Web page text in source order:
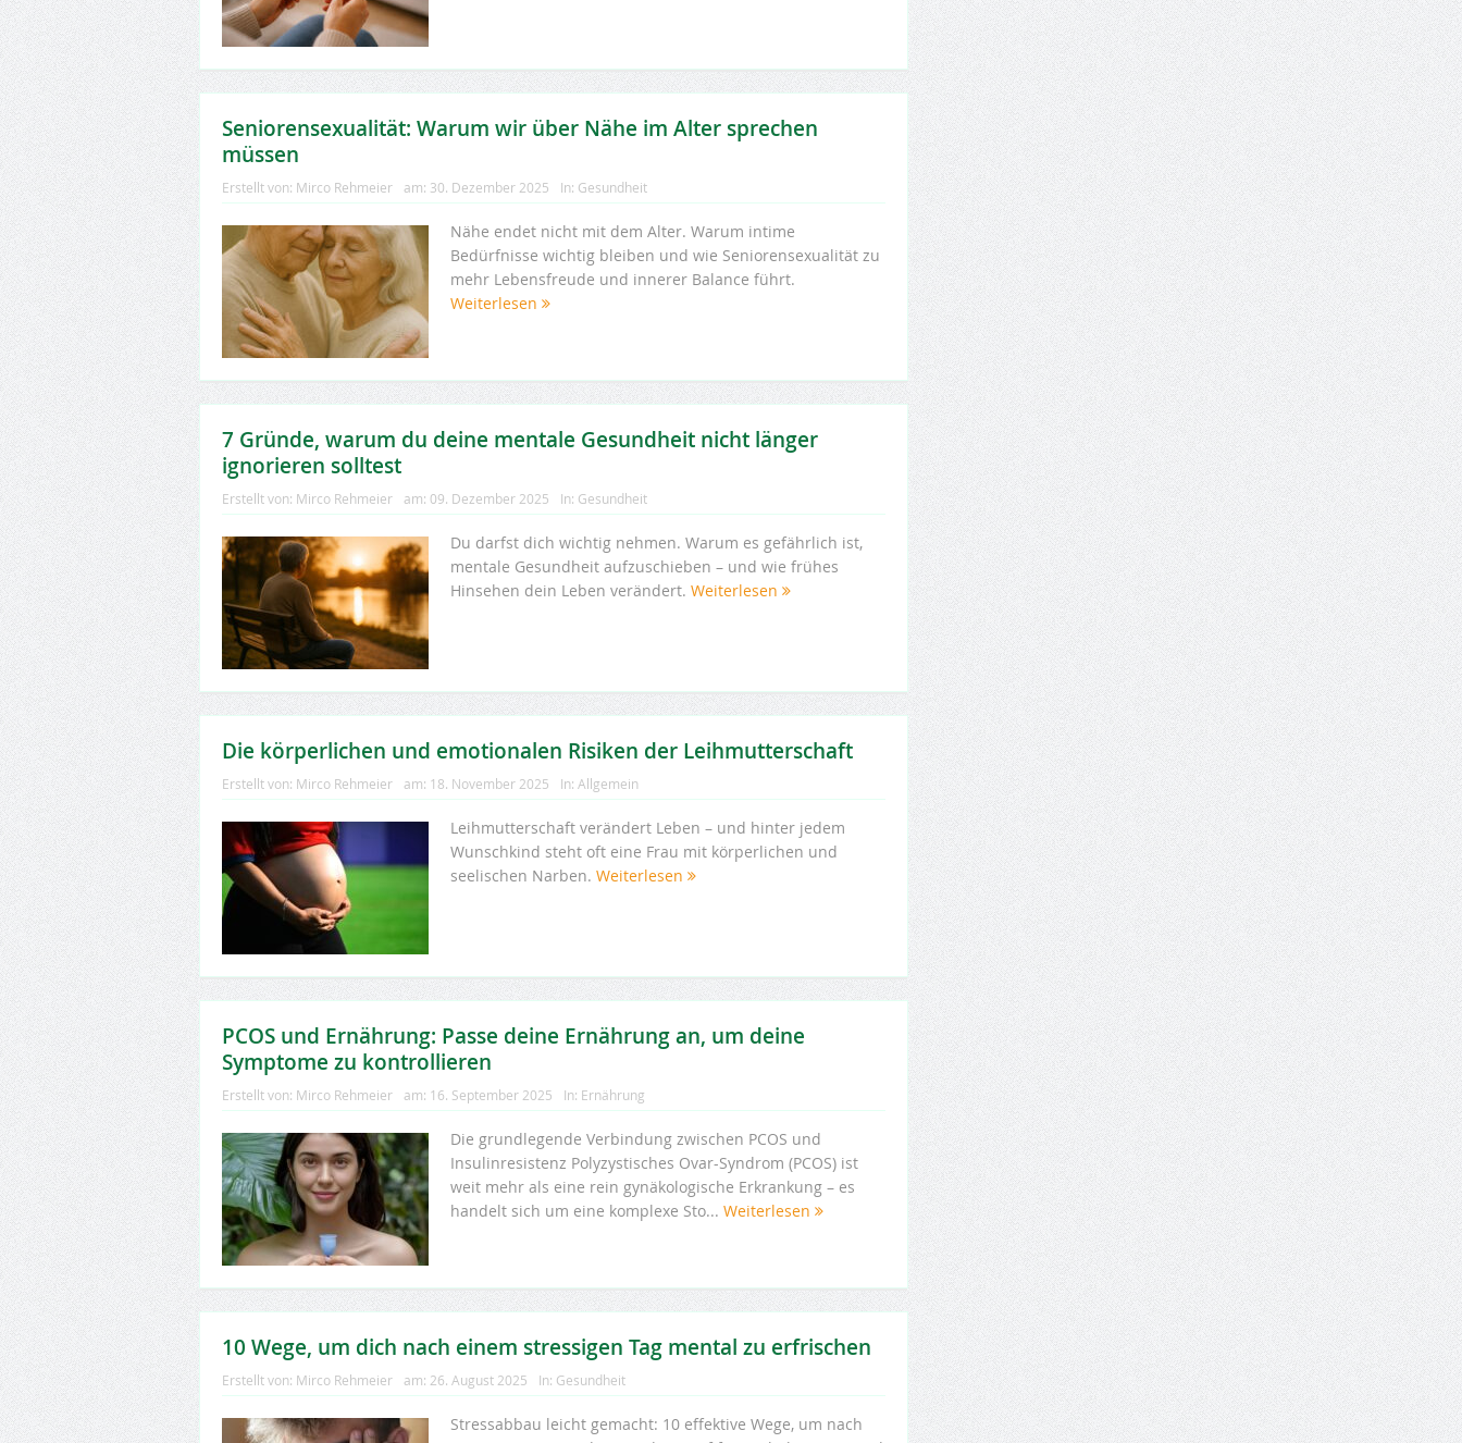
Seniorensexualität: Warum wir über Nähe im Alter sprechen
müssen
Erstellt von: Mirco Rehmeier am: 30. Dezember 2025 In: Gesundheit
Nähe endet nicht mit dem Alter. Warum intime
Bedürfnisse wichtig bleiben und wie Seniorensexualität zu
mehr Lebensfreude und innerer Balance führt.
Weiterlesen
7 Gründe, warum du deine mentale Gesundheit nicht länger
ignorieren solltest
Erstellt von: Mirco Rehmeier am: 09. Dezember 2025 In: Gesundheit
Du darfst dich wichtig nehmen. Warum es gefährlich ist,
mentale Gesundheit aufzuschieben – und wie frühes
Hinsehen dein Leben verändert. Weiterlesen
Die körperlichen und emotionalen Risiken der Leihmutterschaft
Erstellt von: Mirco Rehmeier am: 18. November 2025 In: Allgemein
Leihmutterschaft verändert Leben – und hinter jedem
Wunschkind steht oft eine Frau mit körperlichen und
seelischen Narben. Weiterlesen
PCOS und Ernährung: Passe deine Ernährung an, um deine
Symptome zu kontrollieren
Erstellt von: Mirco Rehmeier am: 16. September 2025 In: Ernährung
Die grundlegende Verbindung zwischen PCOS und
Insulinresistenz Polyzystisches Ovar-Syndrom (PCOS) ist
weit mehr als eine rein gynäkologische Erkrankung – es
handelt sich um eine komplexe Sto... Weiterlesen
10 Wege, um dich nach einem stressigen Tag mental zu erfrischen
Erstellt von: Mirco Rehmeier am: 26. August 2025 In: Gesundheit
Stressabbau leicht gemacht: 10 effektive Wege, um nach